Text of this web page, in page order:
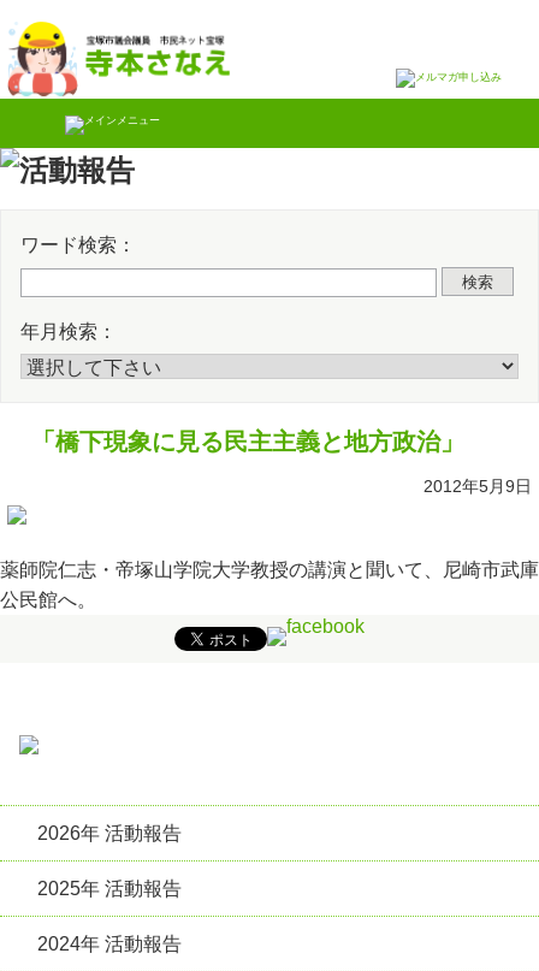
to
content
ワード検索：
検索
年月検索：
「橋下現象に見る民主主義と地方政治」
2012年5月9日
薬師院仁志・帝塚山学院大学教授の講演と聞いて、尼崎市武庫
公民館へ。
2026年 活動報告
2025年 活動報告
2024年 活動報告